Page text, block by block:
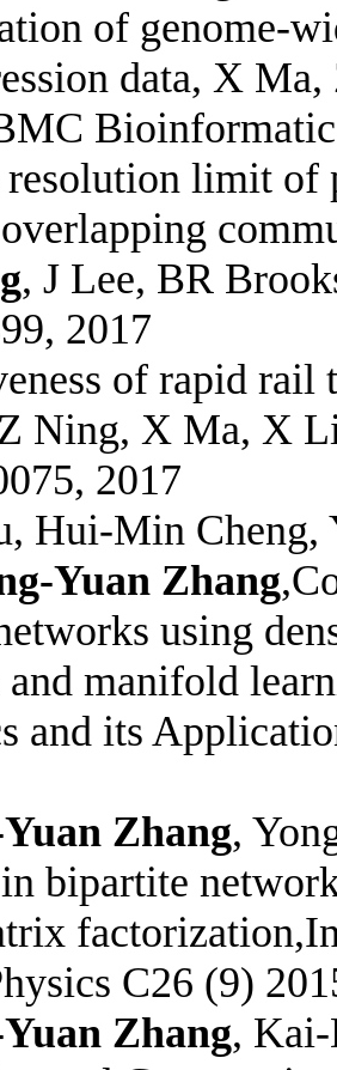
of genome-
data, X
resolution limit of
, J Lee, BR
2017
of rapid
Ning, X Ma, X
2017
Hui-Min
Yuan Zhang,
using
manifold
and its
Zhang,
bipartite
factorization,
C26 (9)
Zhang,